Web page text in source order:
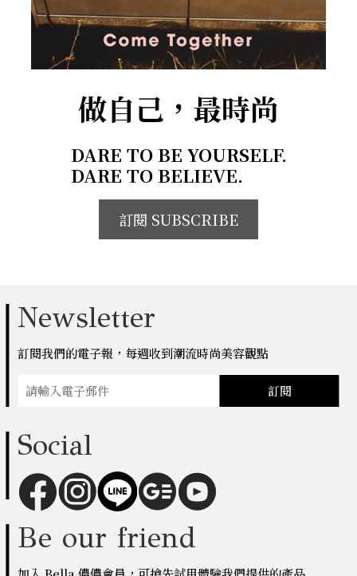
做自己，最時尚
DARE TO BE YOURSELF.
DARE TO BELIEVE.
訂閱 SUBSCRIBE
Newsletter
訂閱我們的電子報，每週收到潮流時尚美容觀點
訂閱
Social
Be our friend